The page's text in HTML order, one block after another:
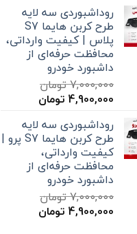
7,000,000 تومان
بود. است.
روداشبوردی سه‌ لایه
طرح کربن هایما S7
پلاس | کیفیت وارداتی،
محافظت حرفه‌ای از
داشبورد خودرو
7,000,000تومان
قیمت
7,000,000 تومان
بود.
4,900,000 تومان
است.
روداشبوردی سه‌ لایه
طرح کربن هایما S7 پرو |
کیفیت وارداتی،
محافظت حرفه‌ای از
داشبورد خودرو
7,000,000تومان
قیمت
4,900,000 تومان